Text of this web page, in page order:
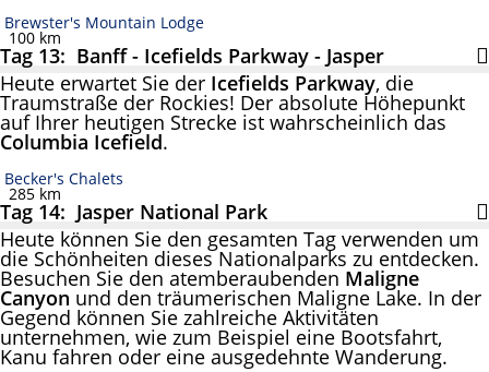
Brewster's Mountain Lodge
100 km
Tag 13: Banff - Icefields Parkway - Jasper
Heute erwartet Sie der Icefields Parkway, die
Traumstraße der Rockies! Der absolute Höhepunkt
auf Ihrer heutigen Strecke ist wahrscheinlich das
Columbia Icefield.
Becker's Chalets
285 km
Tag 14: Jasper National Park
Heute können Sie den gesamten Tag verwenden um
die Schönheiten dieses Nationalparks zu entdecken.
Besuchen Sie den atemberaubenden Maligne
Canyon und den träumerischen Maligne Lake. In der
Gegend können Sie zahlreiche Aktivitäten
unternehmen, wie zum Beispiel eine Bootsfahrt,
Kanu fahren oder eine ausgedehnte Wanderung.